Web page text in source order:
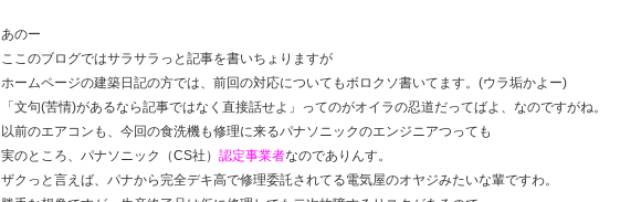
あのー
ここのブログではサラサラっと記事を書いちょりますが
ホームページの建築日記の方では、前回の対応についてもボロクソ書いてます。(ウラ垢かよー)
「文句(苦情)があるなら記事ではなく直接話せよ」ってのがオイラの忍道だってばよ、なのですがね。
以前のエアコンも、今回の食洗機も修理に来るパナソニックのエンジニアつっても
実のところ、パナソニック（CS社） 認定事業者なのでありんす。
ザクっと言えば、パナから完全デキ高で修理委託されてる電気屋のオヤジみたいな輩ですわ。